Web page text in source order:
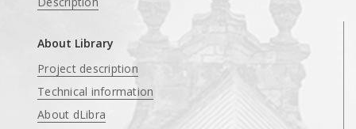
About Library
Project description
Technical information
About dLibra